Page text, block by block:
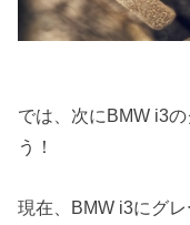
では、次にBMW i3
う！
現在、BMW i3にグ